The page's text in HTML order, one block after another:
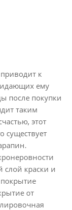
к
ему
после покупки
таким
этот
существует
слой краски и
от